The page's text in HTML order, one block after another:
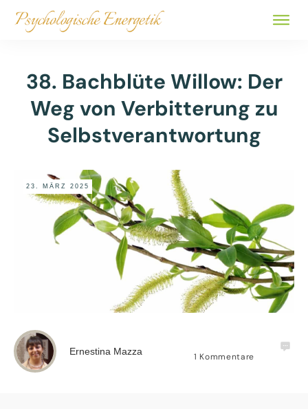
38. Bachblüte Willow: Der
Weg von Verbitterung zu
Selbstverantwortung
23. MÄRZ 2025
Ernestina Mazza
1 Kommentare